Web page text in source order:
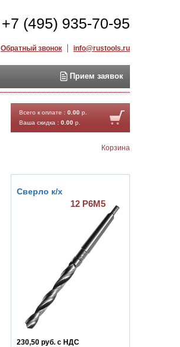
+7 (495) 935-70-95
Обратный звонок info@rustools.ru
Прием заявок
Всего к оплате : 0.00 р.
Ваша скидка : 0.00 р.
Корзина
230,50 руб. с НДС
Сверло к/х
12 Р6М5